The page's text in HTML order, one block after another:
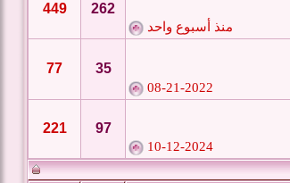
منذ أسبوع واحد
262
449
08-21-2022
35
77
10-12-2024
97
221